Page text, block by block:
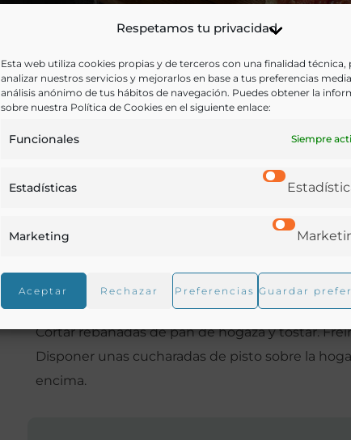
Respetamos tu privacidad
Esta web utiliza cookies propias y de terceros con una finalidad técnica,
analizar nuestros servicios y mejorarlos en base a tus preferencias
análisis anónimo de tus hábitos de navegación. Puedes obtener la
sobre nuestra Política de Cookies en el siguiente enlace:
Funcionales Siempre
Estadísticas
Marketing
Aceptar Rechazar Preferencias Guardar
Elaboración
Para ello pelar las cebollas y lavar los pimientos y
Cortar los pimientos, los calabacines y las
cazuela con un fondo de aceite, freír las
calabacín y cocinar hasta que estén tiernos. Una
tomate. Dar un hervor todo junto. Sazonar.
Cortar rebanadas de pan de hogaza y tostar.
Disponer unas cucharadas de pisto sobre la
encima.